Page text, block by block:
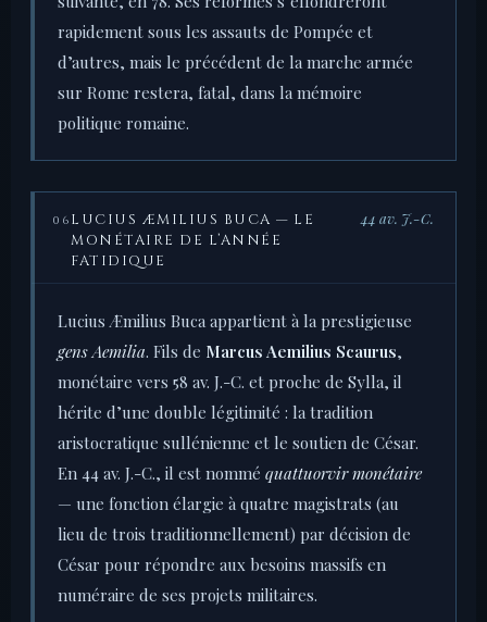
rapidement sous les assauts de Pompée et
d’autres, mais le précédent de la marche armée
sur Rome restera, fatal, dans la mémoire
politique romaine.
06 LUCIUS ÆMILIUS BUCA — LE
MONÉTAIRE DE L’ANNÉE
FATIDIQUE
44 av. J.-C.
Lucius Æmilius Buca appartient à la prestigieuse
gens Aemilia. Fils de Marcus Aemilius Scaurus,
monétaire vers 58 av. J.-C. et proche de Sylla, il
hérite d’une double légitimité : la tradition
aristocratique sullénienne et le soutien de César.
En 44 av. J.-C., il est nommé quattuorvir monétaire
— une fonction élargie à quatre magistrats (au
lieu de trois traditionnellement) par décision de
César pour répondre aux besoins massifs en
numéraire de ses projets militaires.